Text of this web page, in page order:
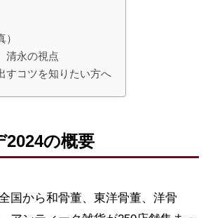
清永の視点
すコツを知りたい方へ
2024の概要
国から和骨董、東洋骨董、洋骨